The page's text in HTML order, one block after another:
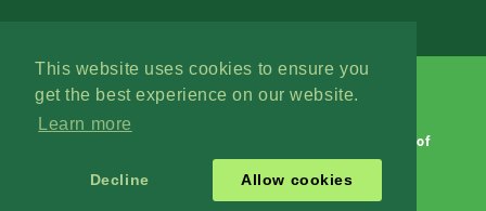
This website uses cookies to ensure you
get the best experience on our website.
Learn more
Decline Allow cookies
Terms of